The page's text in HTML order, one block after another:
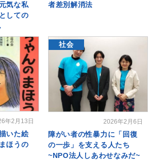
気な私
しての
者差別解消法
年2月13日
いた絵
ほうの
社会
2026年2月6日
障がい者の性暴力に「回復
の一歩」を支える人たち
~NPO法人しあわせなみだ~